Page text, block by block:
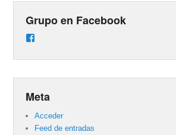
Grupo en Facebook
Meta
Acceder
Feed de entradas